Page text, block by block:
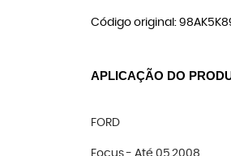
Código original:
APLICAÇÃO DO
FORD
Focus - Até 05.2008